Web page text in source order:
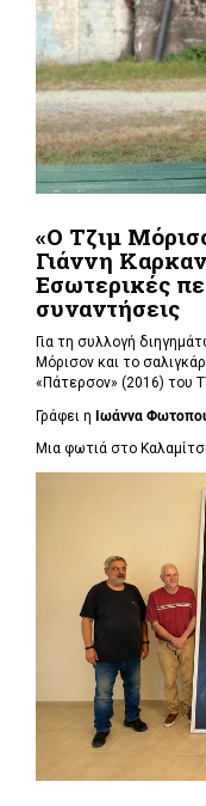
«Ο Τζιμ
Γιάννη
Εσωτερικές
συναντήσεις
Για τη συλλογή
Μόρισον και το
«Πάτερσον» (2016) του
Γράφει η Ιωάννα
Μια φωτιά στο